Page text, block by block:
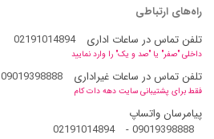
راه‌های ارتباطی
تلفن تماس در ساعات اداری
02191014894
داخلی "صفر" یا "صد و یک" را وارد نمایید
تلفن تماس در ساعات غیراداری 09019398888
فقط برای پشتیبانی سایت دهه دات کام
پیامرسان واتساپ
09019398888
-
02191014894